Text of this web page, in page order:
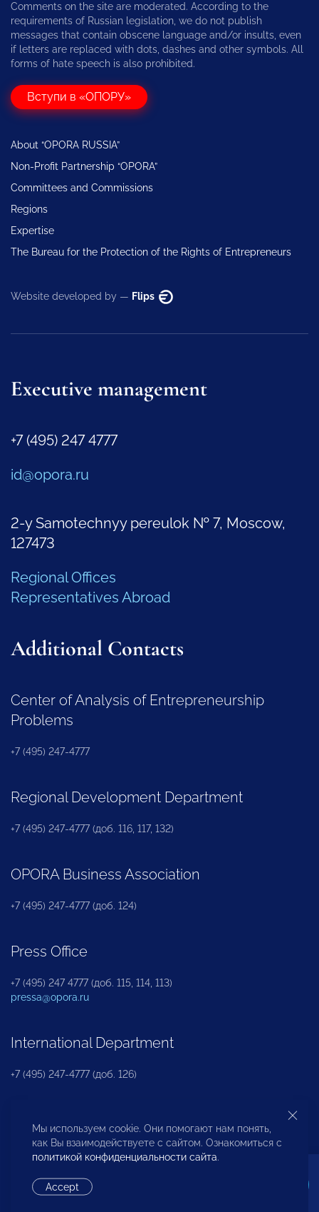
Comments on the site are moderated. According to the
requirements of Russian legislation, we do not publish
messages that contain obscene language and/or insults, even
if letters are replaced with dots, dashes and other symbols. All
forms of hate speech is also prohibited.
Вступи в «ОПОРУ»
About “OPORA RUSSIA”
Non-Profit Partnership “OPORA”
Committees and Commissions
Regions
Expertise
The Bureau for the Protection of the Rights of Entrepreneurs
Website developed by — Flips
Executive management
+7 (495) 247 4777
id@opora.ru
2-y Samotechnyy pereulok № 7, Moscow,
127473
Regional Offices
Representatives Abroad
Additional Contacts
Center of Analysis of Entrepreneurship
Problems
+7 (495) 247-4777
Regional Development Department
+7 (495) 247-4777 (доб. 116, 117, 132)
OPORA Business Association
+7 (495) 247-4777 (доб. 124)
Press Office
+7 (495) 247 4777 (доб. 115, 114, 113)
pressa@opora.ru
International Department
+7 (495) 247-4777 (доб. 126)
Business and Investment Rights Protection
Department
Мы используем cookie. Они помогают нам понять,
как Вы взаимодействуете с сайтом. Ознакомиться с
политикой конфиденциальности сайта.
Accept